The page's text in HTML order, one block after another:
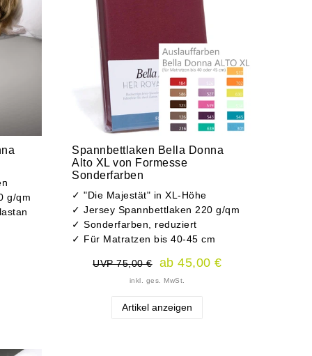
g/qm
Spannbettlaken Bella Donna
Alto XL von Formesse
Sonderfarben
✓ "Die Majestät" in XL-Höhe
✓ Jersey Spannbettlaken 220 g/qm
✓ Sonderfarben, reduziert
✓ Für Matratzen bis 40-45 cm
UVP 75,00 € ab 45,00 €
inkl. ges. MwSt.
Artikel anzeigen